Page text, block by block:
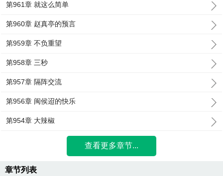
第961章 就这么简单
第960章 赵真亭的预言
第959章 不负重望
第958章 三秒
第957章 隔阵交流
第956章 闽侯迢的快乐
第954章 大辣椒
查看更多章节...
章节列表